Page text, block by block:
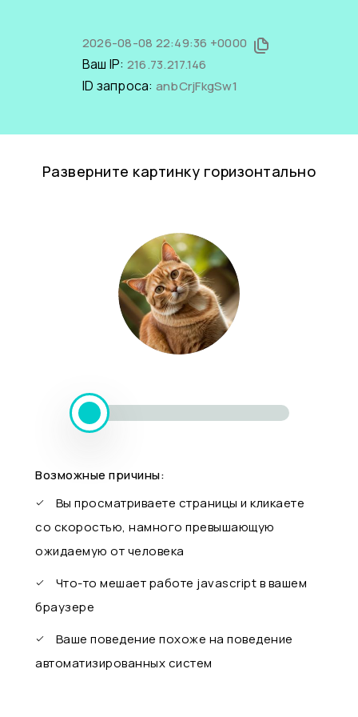
2026-08-08 22:49:36 +0000
Ваш IP: 216.73.217.146
ID запроса: anbCrjFkgSw1
Разверните картинку горизонтально
Возможные причины:
Вы просматриваете страницы и кликаете
со скоростью, намного превышающую
ожидаемую от человека
Что-то мешает работе javascript в вашем
браузере
Ваше поведение похоже на поведение
автоматизированных систем